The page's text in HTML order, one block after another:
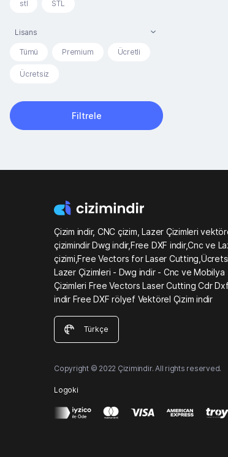
stl STL
Lisans
Tümü Premium Ücretli
Ücretsiz
Filtrele
Çizim indir, CNC çizim, Lazer Çizimleri
çizimindir Dwg indir,Free DXF indir,Cnc ve
çizimi,Free Vectors for Laser
Lazer Çizimleri - Dwg indir - Cnc ve Mobilya
Çizimleri Free Vectors Laser Cutting Cdr
indir Free DXF rölyef Vektörel Çizim indir
Türkçe
Copyright © 2022 Çizimindir. All rights reserved.
Logoki